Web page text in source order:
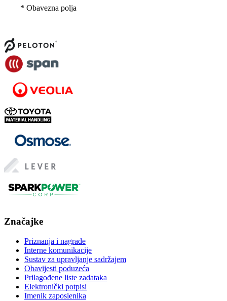
* Obavezna polja
Značajke
Priznanja i nagrade
Interne komunikacije
Sustav za upravljanje sadržajem
Obavijesti poduzeća
Prilagođene liste zadataka
Elektronički potpisi
Imenik zaposlenika